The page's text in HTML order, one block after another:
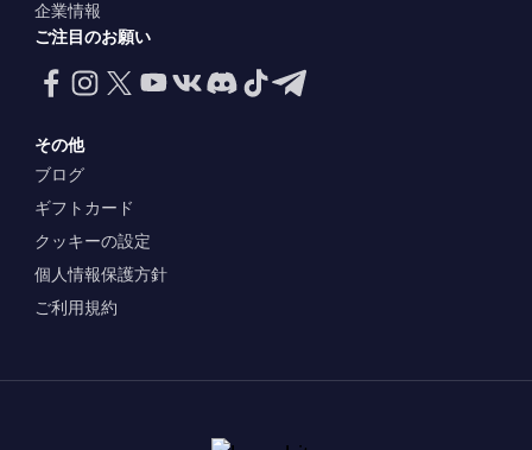
企業情報
ご注目のお願い
その他
ブログ
ギフトカード
クッキーの設定
個人情報保護方針
ご利用規約